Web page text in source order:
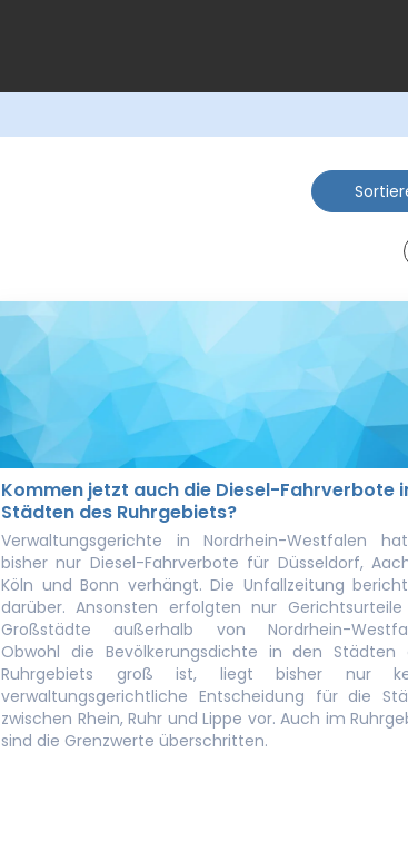
Kommen jetzt auch die Diesel-Fahrverbote
Städten des Ruhrgebiets?
Verwaltungsgerichte in Nordrhein-Westfalen
bisher nur Diesel-Fahrverbote für Düsseldorf,
Köln und Bonn verhängt. Die Unfallzeitung
darüber. Ansonsten erfolgten nur
Großstädte außerhalb von Nordrhein-
Obwohl die Bevölkerungsdichte in den Städten
Ruhrgebiets groß ist, liegt bisher nur
verwaltungsgerichtliche Entscheidung für die
zwischen Rhein, Ruhr und Lippe vor. Auch im
sind die Grenzwerte überschritten.